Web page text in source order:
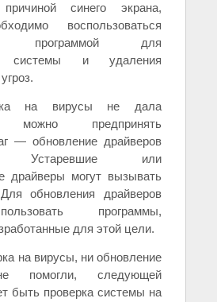
синего экрана,
воспользоваться
программой для
системы и удаления
на вирусы не дала
можно предпринять
— обновление драйверов
Устаревшие или
драйверы могут вызывать
обновления драйверов
программы,
для этой цели.
на вирусы, ни обновление
помогли, следующей
быть проверка системы на